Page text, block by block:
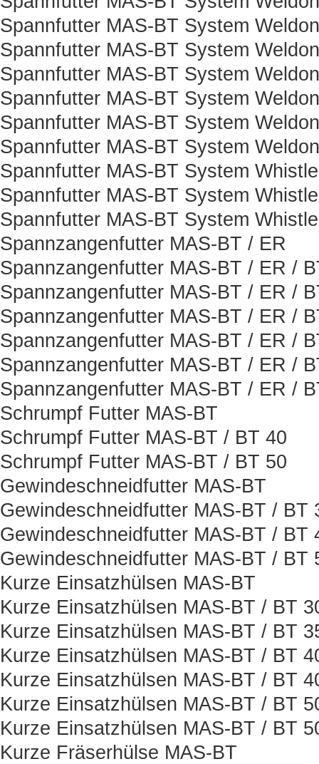
Spannfutter MAS-BT System
Spannfutter MAS-BT System
Spannfutter MAS-BT System
Spannfutter MAS-BT System
Spannfutter MAS-BT System
Spannfutter MAS-BT System
Spannfutter MAS-BT System
Spannfutter MAS-BT System
Spannfutter MAS-BT System
Spannzangenfutter MAS-BT / ER
Spannzangenfutter MAS-BT / ER /
Spannzangenfutter MAS-BT / ER /
Spannzangenfutter MAS-BT / ER /
Spannzangenfutter MAS-BT / ER /
Spannzangenfutter MAS-BT / ER /
Spannzangenfutter MAS-BT / ER /
Schrumpf Futter MAS-BT
Schrumpf Futter MAS-BT / BT 40
Schrumpf Futter MAS-BT / BT 50
Gewindeschneidfutter MAS-BT
Gewindeschneidfutter MAS-BT / BT
Gewindeschneidfutter MAS-BT / BT
Gewindeschneidfutter MAS-BT / BT
Kurze Einsatzhülsen MAS-BT
Kurze Einsatzhülsen MAS-BT / BT
Kurze Einsatzhülsen MAS-BT / BT
Kurze Einsatzhülsen MAS-BT / BT
Kurze Einsatzhülsen MAS-BT / BT
Kurze Einsatzhülsen MAS-BT / BT
Kurze Einsatzhülsen MAS-BT / BT
Kurze Fräserhülse MAS-BT